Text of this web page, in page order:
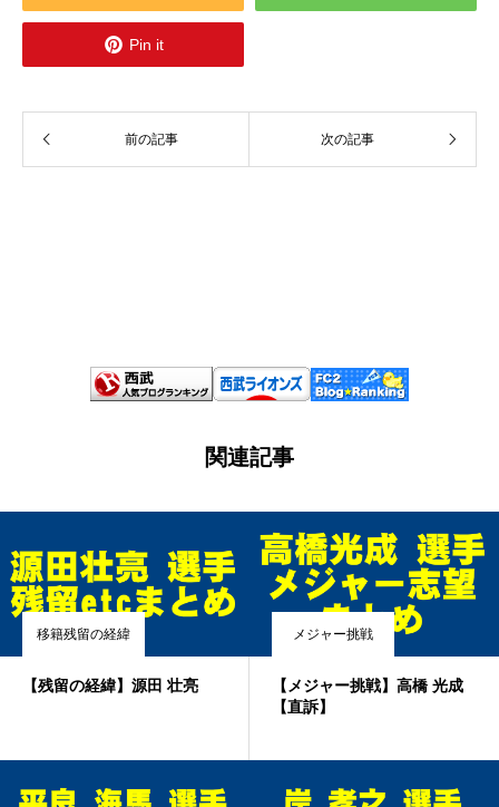
 Pin it
前の記事 次の記事
関連記事
移籍残留の経緯
【残留の経緯】源田 壮亮
メジャー挑戦
【メジャー挑戦】高橋 光成
【直訴】